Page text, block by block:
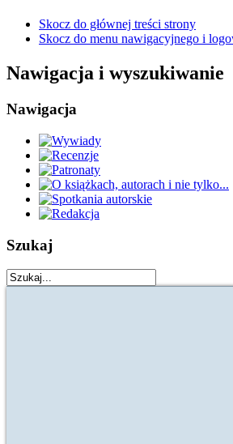
Skocz do głównej treści strony
Skocz do menu nawigacyjnego i
Nawigacja i wyszukiwanie
Nawigacja
Szukaj